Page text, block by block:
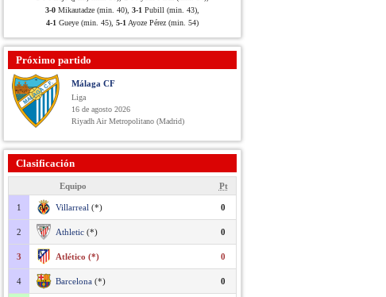
3-0 Mikautadze (min. 40), 3-1 Pubill (min. 43),
4-1 Gueye (min. 45), 5-1 Ayoze Pérez (min. 54)
Próximo partido
Málaga CF
Liga
16 de agosto 2026
Riyadh Air Metropolitano (Madrid)
Clasificación
Equipo Pt
1 Villarreal (*) 0
2 Athletic (*) 0
3 Atlético (*) 0
4 Barcelona (*) 0